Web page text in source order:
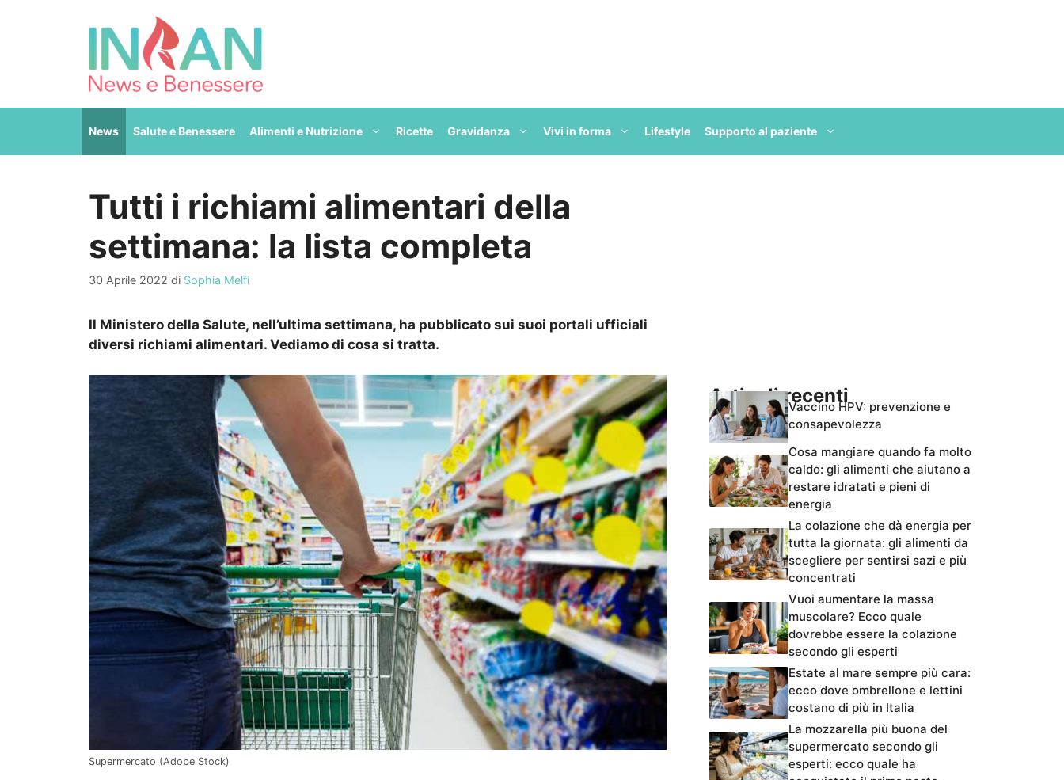
News Salute e Benessere Alimenti e Nutrizione Ricette Gravidanza Vivi in forma Lifestyle Supporto al paziente
Tutti i richiami alimentari della
settimana: la lista completa
30 Aprile 2022 di Sophia Melfi
Il Ministero della Salute, nell’ultima settimana, ha pubblicato sui suoi portali ufficiali
diversi richiami alimentari. Vediamo di cosa si tratta.
Supermercato (Adobe Stock)
Articoli recentiVaccino HPV: prevenzione e
consapevolezza
Cosa mangiare quando fa molto
caldo: gli alimenti che aiutano a
restare idratati e pieni di
energia
La colazione che dà energia per
tutta la giornata: gli alimenti da
scegliere per sentirsi sazi e più
concentrati
Vuoi aumentare la massa
muscolare? Ecco quale
dovrebbe essere la colazione
secondo gli esperti
Estate al mare sempre più cara:
ecco dove ombrellone e lettini
costano di più in Italia
La mozzarella più buona del
supermercato secondo gli
esperti: ecco quale ha